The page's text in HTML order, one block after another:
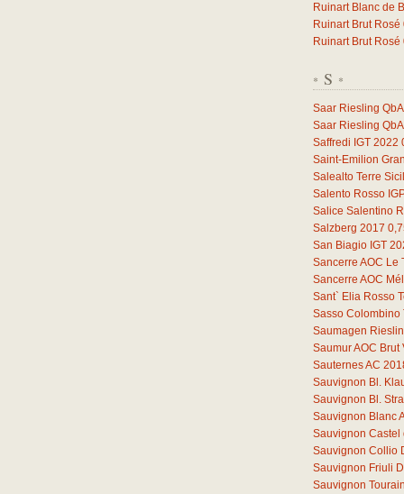
Ruinart Blanc de
Ruinart Brut Rosé
Ruinart Brut Rosé
* S *
Saar Riesling
Saar Riesling
Saffredi IGT 2022
Saint-Emilion
Salealto Terre
Salento Rosso
Salice Salentino
Salzberg 2017
San Biagio IGT
Sancerre AOC Le
Sancerre AOC
Sant` Elia Rosso
Sasso Colombino
Saumagen
Saumur AOC
Sauternes AC
Sauvignon Bl.
Sauvignon Bl.
Sauvignon Blanc
Sauvignon Castel
Sauvignon Collio
Sauvignon Friuli
Sauvignon